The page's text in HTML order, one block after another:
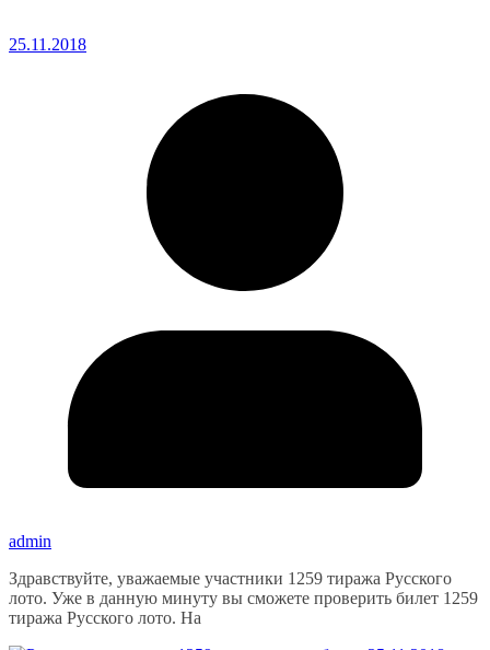
25.11.2018
admin
Здравствуйте, уважаемые участники 1259 тиража Русского
лото. Уже в данную минуту вы сможете проверить билет 1259
тиража Русского лото. На